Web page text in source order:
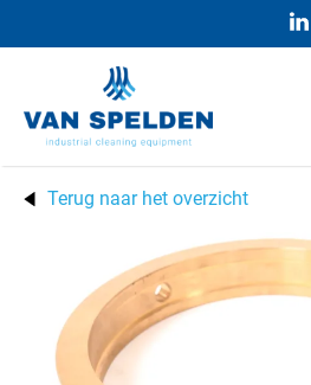
Terug naar het overzicht